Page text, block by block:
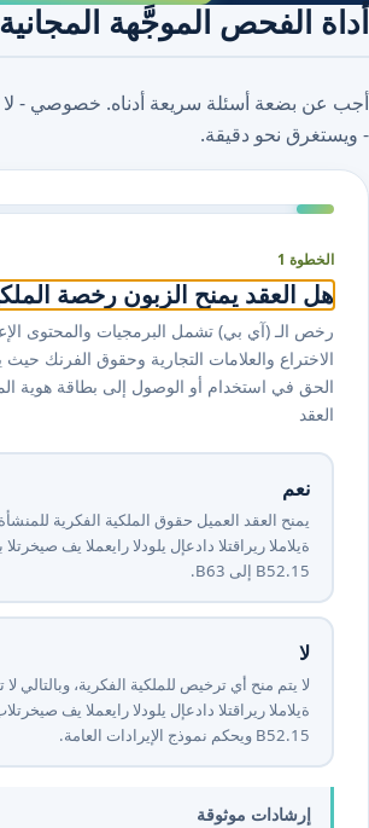
أداة الفحص الموجَّهة المجانية
أجب عن بضعة أسئلة سريعة أدناه. خصوصي -
- ويستغرق نحو دقيقة.
الخطوة 1
هل العقد يمنح الزبون رخصة
رخص الـ (آي بي) تشمل البرمجيات والمحتوى
الاختراع والعلامات التجارية وحقوق الفرنك
الحق في استخدام أو الوصول إلى بطاقة هوية
العقد
نعم
يمنح العقد العميل حقوق الملكية الفكرية
إرشادات طلب الترخيص في المعيار الدولي لإعداد
⁦15⁩.B52 إلى B63.
لا
لا يتم منح أي ترخيص للملكية الفكرية، وبالتالي
الخاصة بالترخيص في المعيار الدولي لإعداد
⁦15⁩.B52 ويحكم نموذج الإيرادات العامة.
إرشادات موثوقة